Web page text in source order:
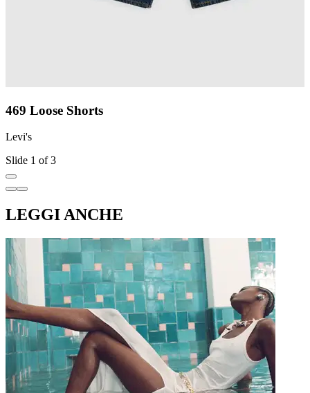
469 Loose Shorts
Levi's
Slide 1 of 3
LEGGI ANCHE